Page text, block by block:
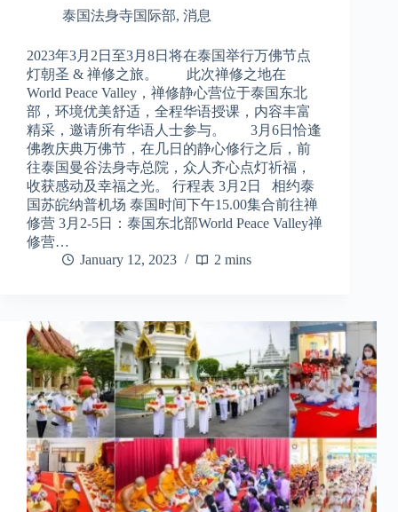
泰国法身寺国际部, 消息
2023年3月2日至3月8日将在泰国举行万佛节点
灯朝圣 & 禅修之旅。 此次禅修之地在
World Peace Valley，禅修静心营位于泰国东北
部，环境优美舒适，全程华语授课，内容丰富
精采，邀请所有华语人士参与。 3月6日恰逢
佛教庆典万佛节，在几日的静心修行之后，前
往泰国曼谷法身寺总院，众人齐心点灯祈福，
收获感动及幸福之光。 行程表 3月2日 相约泰
国苏皖纳普机场 泰国时间下午15.00集合前往禅
修营 3月2-5日：泰国东北部World Peace Valley禅
修营…
January 12, 2023
2 mins